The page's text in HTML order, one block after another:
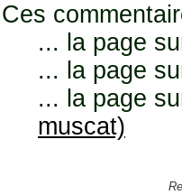
Ces
... la page
... la page
... la page
muscat)